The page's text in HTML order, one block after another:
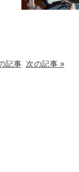
記事 次の記事 »